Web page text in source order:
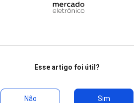
Esse artigo foi útil?
Não Sim